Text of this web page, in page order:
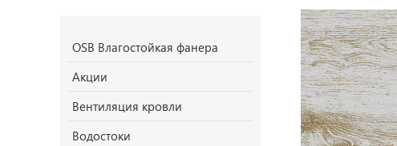
OSB Влагостойкая фанера
Акции
Вентиляция кровли
Водостоки